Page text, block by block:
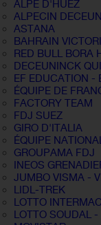
ALPE D'HUEZ
ALPECIN
ASTANA
BAHRAIN
RED BULL BORA
DECEUNINCK
EF EDUCATION -
ÉQUIPE DE
FACTORY TEAM
FDJ SUEZ
GIRO D'ITALIA
ÉQUIPE
GROUPAMA FDJ
INEOS
JUMBO VISMA -
LIDL-TREK
LOTTO
LOTTO SOUDAL